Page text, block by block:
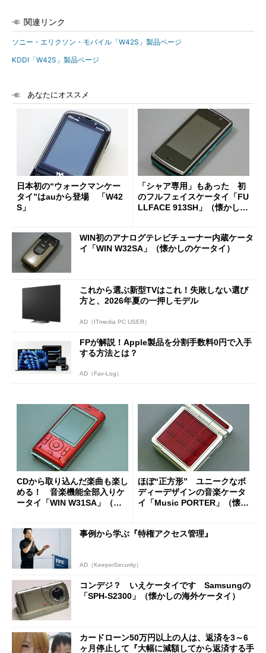
関連リンク
ソニー・エリクソン・モバイル「W42S」製品ページ
KDDI「W42S」製品ページ
あなたにオススメ
日本初の“ウォークマンケー
タイ”はauから登場 「W42
S」
「シャア専用」もあった 初
のフルフェイスケータイ「FU
LLFACE 913SH」（懐かしの
WIN初のアナログテレビチューナー内蔵ケータ
イ「WIN W32SA」（懐かしのケータイ）
これから選ぶ新型TVはこれ！失敗しない選び
方と、2026年夏の一押しモデル
AD（ITmedia PC USER）
FPが解説！Apple製品を分割手数料0円で入手
する方法とは？
AD（Fav-Log）
CDから取り込んだ楽曲も楽し
める！ 音楽機能全部入りケ
ータイ「WIN W31SA」（懐
ほぼ“正方形” ユニークなボ
ディーデザインの音楽ケータ
イ「Music PORTER」（懐か
事例から学ぶ『特権アクセス管理』
AD（KeeperSecurity）
コンデジ？ いえケータイです Samsungの
「SPH-S2300」（懐かしの海外ケータイ）
カードローン50万円以上の人は、返済を3～6
ヶ月停止して『大幅に減額してから返済する手